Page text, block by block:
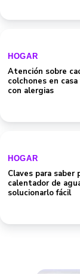
HOGAR
Atención sobre
colchones en
con alergias
HOGAR
Claves para saber
calentador de
solucionarlo fácil